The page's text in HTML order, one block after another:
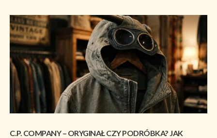
C.P. COMPANY – ORYGINAŁ CZY PODRÓBKA? JAK